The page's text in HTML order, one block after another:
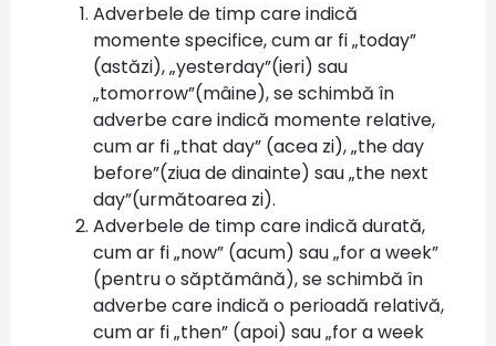
Adverbele de timp care indică
momente specifice, cum ar fi „today”
(astăzi), „yesterday”(ieri) sau
„tomorrow”(mâine), se schimbă în
adverbe care indică momente relative,
cum ar fi „that day” (acea zi), „the day
before”(ziua de dinainte) sau „the next
day”(următoarea zi).
Adverbele de timp care indică durată,
cum ar fi „now” (acum) sau „for a week”
(pentru o săptămână), se schimbă în
adverbe care indică o perioadă relativă,
cum ar fi „then” (apoi) sau „for a week